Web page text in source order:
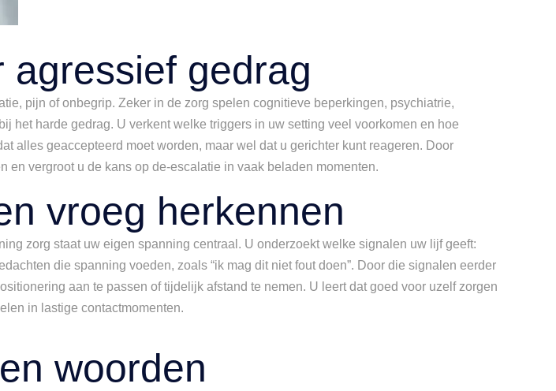
agressief gedrag
pijn of onbegrip. Zeker in de zorg spelen cognitieve beperkingen, psychiatrie,
het harde gedrag. U verkent welke triggers in uw setting veel voorkomen en hoe
alles geaccepteerd moet worden, maar wel dat u gerichter kunt reageren. Door
vergroot u de kans op de-escalatie in vaak beladen momenten.
vroeg herkennen
zorg staat uw eigen spanning centraal. U onderzoekt welke signalen uw lijf geeft:
die spanning voeden, zoals “ik mag dit niet fout doen”. Door die signalen eerder
aan te passen of tijdelijk afstand te nemen. U leert dat goed voor uzelf zorgen
in lastige contactmomenten.
woorden